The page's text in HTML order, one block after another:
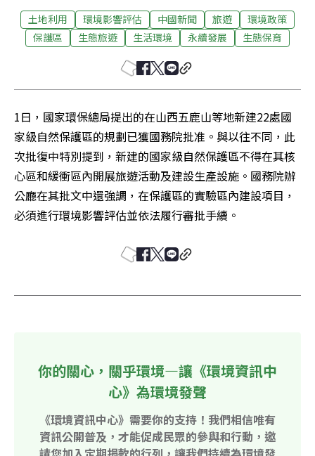
土地利用 環境影響評估 中國新聞 旅遊
環境政策
保護區
生態旅遊 生活環境 永續發展 生態保育
1日，國家環保總局提出的在山西五鹿山等地新建22處國
家級自然保護區的規劃已獲國務院批准。與以往不同，此
次批復中特別提到，新建的國家級自然保護區不得在其核
心區和緩衝區內開展旅遊活動及建設生產設施。國務院辦
公廳在其批文中還強調，在保護區的實驗區內建設項目，
必須進行環境影響評估並依法履行審批手續。
你的關心，關乎環境—讓《環境資訊中
心》為環境發聲
《環境資訊中心》需要你的支持！我們相信唯有
資訊公開普及，才能促成民眾的參與和行動，邀